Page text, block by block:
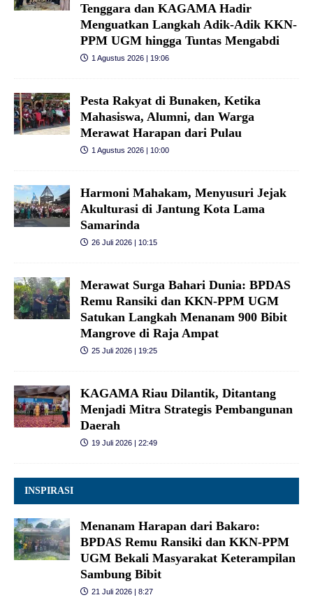
Tenggara dan KAGAMA Hadir
Menguatkan Langkah Adik-Adik KKN-
PPM UGM hingga Tuntas Mengabdi
1 Agustus 2026 | 19:06
Pesta Rakyat di Bunaken, Ketika
Mahasiswa, Alumni, dan Warga
Merawat Harapan dari Pulau
1 Agustus 2026 | 10:00
Harmoni Mahakam, Menyusuri Jejak
Akulturasi di Jantung Kota Lama
Samarinda
26 Juli 2026 | 10:15
Merawat Surga Bahari Dunia: BPDAS
Remu Ransiki dan KKN-PPM UGM
Satukan Langkah Menanam 900 Bibit
Mangrove di Raja Ampat
25 Juli 2026 | 19:25
KAGAMA Riau Dilantik, Ditantang
Menjadi Mitra Strategis Pembangunan
Daerah
19 Juli 2026 | 22:49
INSPIRASI
Menanam Harapan dari Bakaro:
BPDAS Remu Ransiki dan KKN-PPM
UGM Bekali Masyarakat Keterampilan
Sambung Bibit
21 Juli 2026 | 8:27